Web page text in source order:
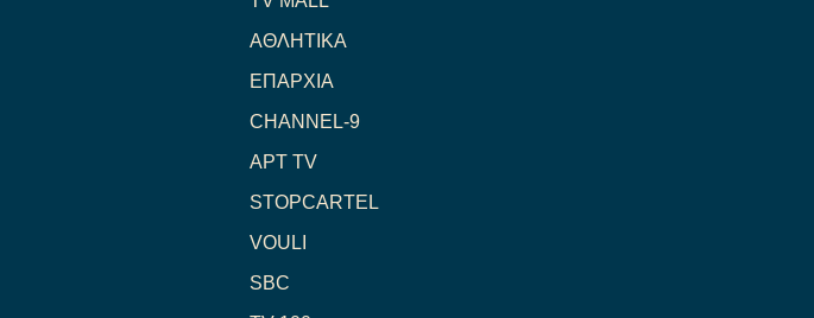
ΑΘΛΗΤΙΚΑ
ΕΠΑΡΧΙΑ
CHANNEL-9
ΑΡΤ TV
STOPCARTEL
VOULI
SBC